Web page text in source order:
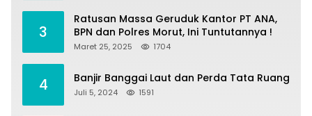
3
Ratusan Massa Geruduk Kantor PT ANA,
BPN dan Polres Morut, Ini Tuntutannya !
Maret 25, 2025 1704
4 Banjir Banggai Laut dan Perda Tata Ruang
Juli 5, 2024 1591